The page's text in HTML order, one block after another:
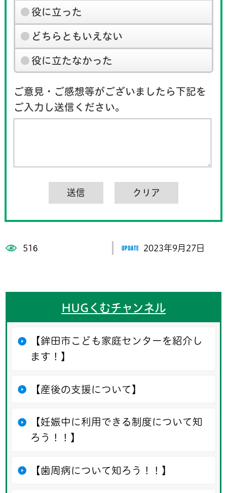
役に立った
どちらともいえない
役に立たなかった
ご意見・ご感想等がございましたら下記を
ご入力し送信ください。
516 2023年9月27日
HUGくむチャンネル
【鉾田市こども家庭センターを紹介し
ます！】
【産後の支援について】
【妊娠中に利用できる制度について知
ろう！！】
【歯周病について知ろう！！】